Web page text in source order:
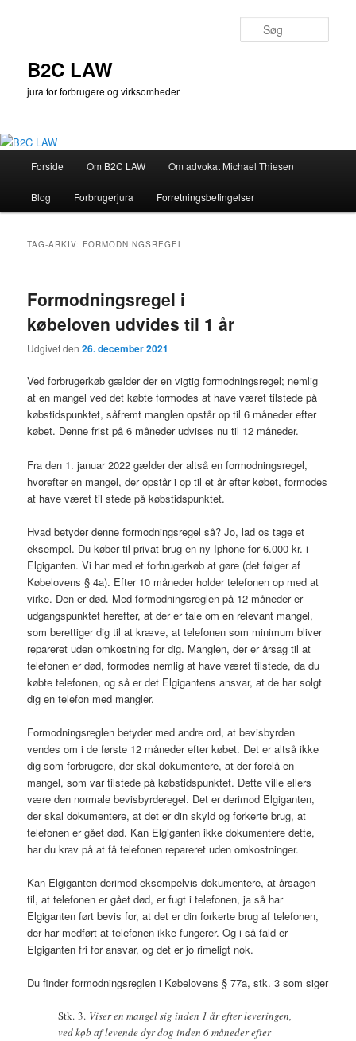
B2C LAW
jura for forbrugere og virksomheder
Forside Om B2C LAW Om advokat Michael Thiesen
Blog Forbrugerjura Forretningsbetingelser
TAG-ARKIV: FORMODNINGSREGEL
Formodningsregel i
købeloven udvides til 1 år
Udgivet den26. december 2021
Ved forbrugerkøb gælder der en vigtig formodningsregel; nemlig
at en mangel ved det købte formodes at have været tilstede på
købstidspunktet, såfremt manglen opstår op til 6 måneder efter
købet. Denne frist på 6 måneder udvises nu til 12 måneder.
Fra den 1. januar 2022 gælder der altså en formodningsregel,
hvorefter en mangel, der opstår i op til et år efter købet, formodes
at have været til stede på købstidspunktet.
Hvad betyder denne formodningsregel så? Jo, lad os tage et
eksempel. Du køber til privat brug en ny Iphone for 6.000 kr. i
Elgiganten. Vi har med et forbrugerkøb at gøre (det følger af
Købelovens § 4a). Efter 10 måneder holder telefonen op med at
virke. Den er død. Med formodningsreglen på 12 måneder er
udgangspunktet herefter, at der er tale om en relevant mangel,
som berettiger dig til at kræve, at telefonen som minimum bliver
repareret uden omkostning for dig. Manglen, der er årsag til at
telefonen er død, formodes nemlig at have været tilstede, da du
købte telefonen, og så er det Elgigantens ansvar, at de har solgt
dig en telefon med mangler.
Formodningsreglen betyder med andre ord, at bevisbyrden
vendes om i de første 12 måneder efter købet. Det er altså ikke
dig som forbrugere, der skal dokumentere, at der forelå en
mangel, som var tilstede på købstidspunktet. Dette ville ellers
være den normale bevisbyrderegel. Det er derimod Elgiganten,
der skal dokumentere, at det er din skyld og forkerte brug, at
telefonen er gået død. Kan Elgiganten ikke dokumentere dette,
har du krav på at få telefonen repareret uden omkostninger.
Kan Elgiganten derimod eksempelvis dokumentere, at årsagen
til, at telefonen er gået død, er fugt i telefonen, ja så har
Elgiganten ført bevis for, at det er din forkerte brug af telefonen,
der har medført at telefonen ikke fungerer. Og i så fald er
Elgiganten fri for ansvar, og det er jo rimeligt nok.
Du finder formodningsreglen i Købelovens § 77a, stk. 3 som siger
Stk. 3. Viser en mangel sig inden 1 år efter leveringen,
ved køb af levende dyr dog inden 6 måneder efter